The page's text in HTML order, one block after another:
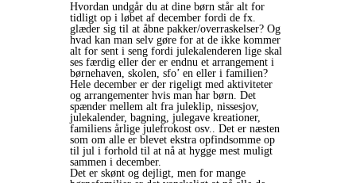
Hvordan undgår du at dine børn står alt for
tidligt op i løbet af december fordi de fx.
glæder sig til at åbne pakker/overraskelser? Og
hvad kan man selv gøre for at de ikke kommer
alt for sent i seng fordi julekalenderen lige skal
ses færdig eller der er endnu et arrangement i
børnehaven, skolen, sfo’ en eller i familien?
Hele december er der rigeligt med aktiviteter
og arrangementer hvis man har børn. Det
spænder mellem alt fra juleklip, nissesjov,
julekalender, bagning, julegave kreationer,
familiens årlige julefrokost osv.. Det er næsten
som om alle er blevet ekstra opfindsomme op
til jul i forhold til at nå at hygge mest muligt
sammen i december.
Det er skønt og dejligt, men for mange